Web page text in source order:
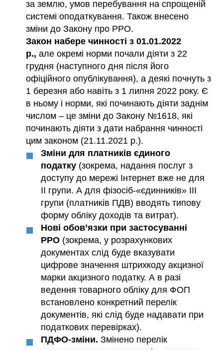
за землю, умов перебування на спрощеній
системі оподаткування. Також внесено
зміни до Закону про РРО.
Закон набере чинності з 01.01.2022
р., але окремі норми почали діяти з 22
грудня (наступного дня після його
офіційного опублікування), а деякі почнуть з
1 березня або навіть з 1 липня 2022 року. Є
в ньому і норми, які починають діяти заднім
числом – це зміни до Закону №1618, які
починають діяти з дати набрання чинності
цим законом (21.11.2021 р.).
Зміни для платників єдиного
податку (зокрема, надання послуг з
доступу до мережі Інтернет вже не для
ІІ групи. А для фізосіб-«єдинників» ІІІ
групи (платників ПДВ) вводять типову
форму обліку доходів та витрат).
Нові обов’язки при застосуванні
РРО (зокрема, у розрахункових
документах слід буде вказувати
цифрове значення штрихкоду акцизної
марки акцизного податку. А в разі
ведення товарного обліку для ФОП
встановлено конкретний перелік
документів, які слід буде надавати при
податкових перевірках).
ПДФО-зміни. Змінено перелік